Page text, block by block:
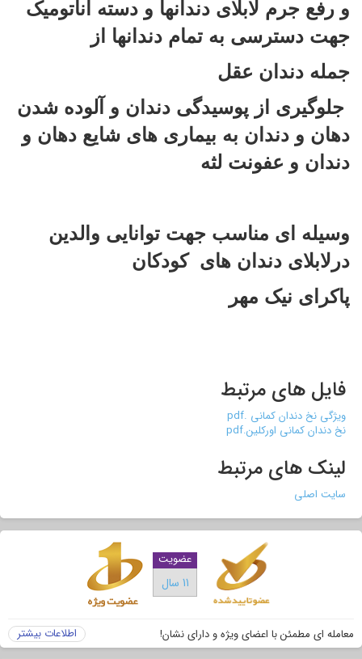
و رفع جرم لابلای دندانها و دسته اناتومیک
جهت دسترسی به تمام دندانها از
جمله دندان عقل
جلوگیری از پوسیدگی دندان و آلوده شدن
دهان و دندان به بیماری های شایع دهان و
دندان و عفونت لثه
وسیله ای مناسب جهت توانایی والدین
درلابلای دندان های کودکان
پاکرای نیک مهر
فایل های مرتبط
ویژگی نخ دندان کمانی .pdf
نخ دندان کمانی اورکلین.pdf
لینک های مرتبط
سایت اصلی
عضویت
11 سال
معامله ای مطمئن با اعضای ویژه و دارای نشان! اطلاعات بیشتر